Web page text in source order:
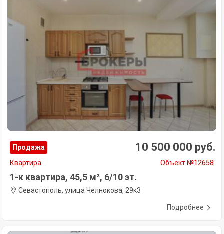
Продажа 10 500 000 руб.
Квартира Объект №12658
1-к квартира, 45,5 м², 6/10 эт.
Севастополь, улица Челнокова, 29к3
Подробнее